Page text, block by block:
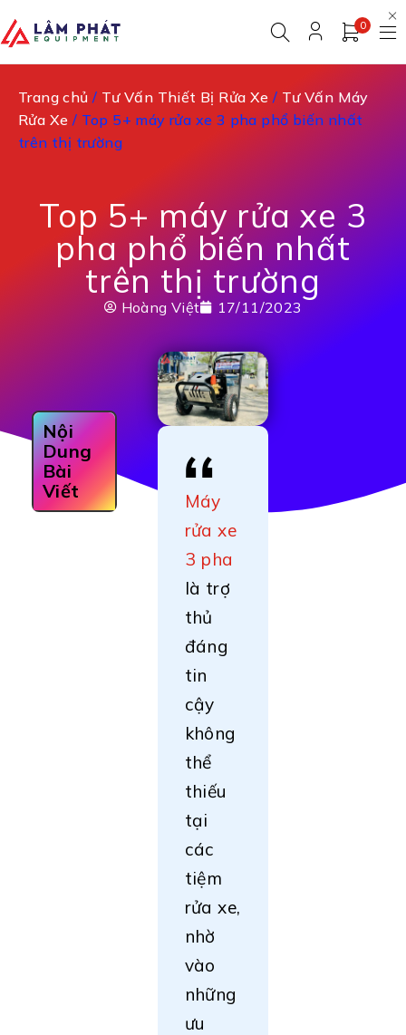
0
Trang chủ / Tư Vấn Thiết Bị Rửa Xe / Tư Vấn Máy
Rửa Xe / Top 5+ máy rửa xe 3 pha phổ biến nhất
trên thị trường
Top 5+ máy rửa xe 3
pha phổ biến nhất
trên thị trường
Hoàng Việt 17/11/2023
Nội
Dung
Bài
Viết
Máy
rửa xe
3 pha
là trợ
thủ
đáng
tin
cậy
không
thể
thiếu
tại
các
tiệm
rửa xe,
nhờ
vào
những
ưu